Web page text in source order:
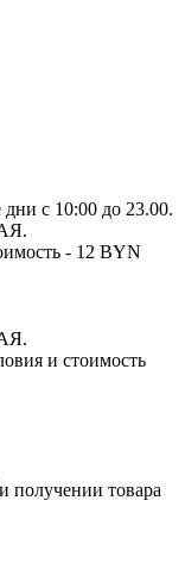
дни с 10:00 до 23.00.
- 12 BYN
и стоимость
получении товара